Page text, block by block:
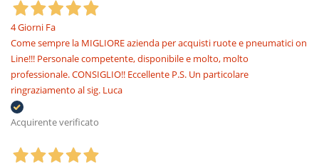
4 Giorni Fa
Come sempre la MIGLIORE azienda per acquisti ruote e pneumatici on
Line!!! Personale competente, disponibile e molto, molto
professionale. CONSIGLIO!! Eccellente P.S. Un particolare
ringraziamento al sig. Luca
Acquirente verificato